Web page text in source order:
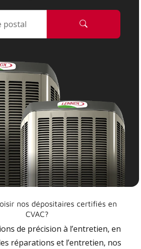
nos dépositaires certifiés en
CVAC?
de précision à l’entretien, en
réparations et l’entretien, nos